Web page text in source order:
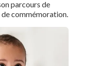
parcours de
commémoration.